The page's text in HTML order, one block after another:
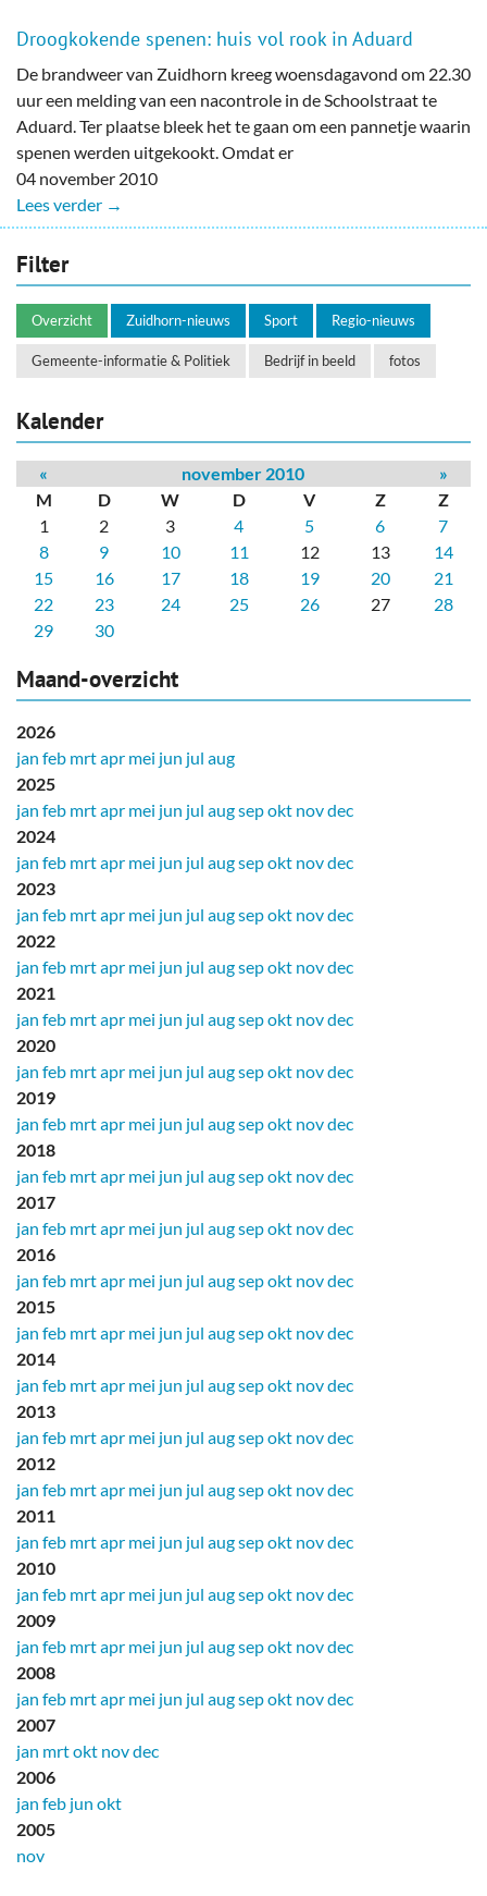
Droogkokende spenen: huis vol rook in Aduard
De brandweer van Zuidhorn kreeg woensdagavond om 22.30
uur een melding van een nacontrole in de Schoolstraat te
Aduard. Ter plaatse bleek het te gaan om een pannetje waarin
spenen werden uitgekookt. Omdat er
04 november 2010
Lees verder →
Filter
Overzicht Zuidhorn-nieuws Sport Regio-nieuws
Gemeente-informatie & Politiek Bedrijf in beeld fotos
Kalender
« november 2010
»
M
D W D V Z
Z
1
2 3 4 5 6
7
8
9 10 11 12 13
14
15
16 17 18 19 20
21
22
23 24 25 26 27
28
29
30
Maand-overzicht
2026
jan feb mrtapr mei jun jul aug
2025
jan feb mrtapr mei jun jul augsepokt novdec
2024
jan feb mrtapr mei jun jul augsepokt novdec
2023
jan feb mrtapr mei jun jul augsepokt novdec
2022
jan feb mrtapr mei jun jul augsepokt novdec
2021
jan feb mrtapr mei jun jul augsepokt novdec
2020
jan feb mrtapr mei jun jul augsepokt novdec
2019
jan feb mrtapr mei jun jul augsepokt novdec
2018
jan feb mrtapr mei jun jul augsepokt novdec
2017
jan feb mrtapr mei jun jul augsepokt novdec
2016
jan feb mrtapr mei jun jul augsepokt novdec
2015
jan feb mrtapr mei jun jul augsepokt novdec
2014
jan feb mrtapr mei jun jul augsepokt novdec
2013
jan feb mrtapr mei jun jul augsepokt novdec
2012
jan feb mrtapr mei jun jul augsepokt novdec
2011
jan feb mrtapr mei jun jul augsepokt novdec
2010
jan feb mrtapr mei jun jul augsepokt novdec
2009
jan feb mrtapr mei jun jul augsepokt novdec
2008
jan feb mrtapr mei jun jul augsepokt novdec
2007
jan mrtokt novdec
2006
jan feb jun okt
2005
nov